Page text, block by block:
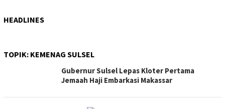
HEADLINES
TOPIK: KEMENAG SULSEL
Gubernur Sulsel Lepas Kloter Pertama
Jemaah Haji Embarkasi Makassar